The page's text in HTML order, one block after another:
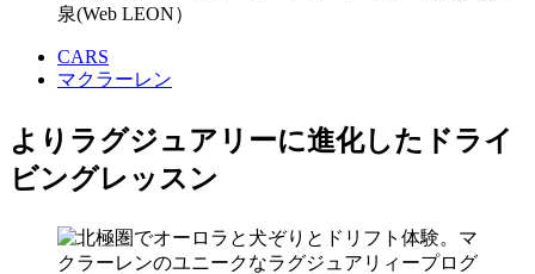
泉(Web LEON）
CARS
マクラーレン
よりラグジュアリーに進化したドライ
ビングレッスン